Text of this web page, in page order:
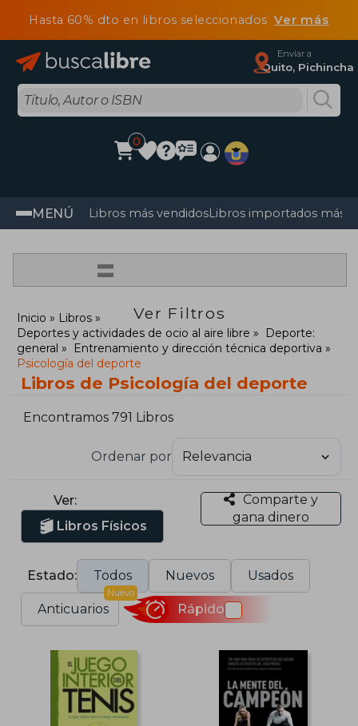
Hasta 60% dto en libros seleccionadosVer más
Enviar a
Quito, Pichincha
0
MENÚ Libros más vendidosLibros importados más
=
Ver Filtros
Inicio
Libros
Deportes y actividades de ocio al aire libre
Deporte:
general
Entrenamiento y dirección técnica deportiva
Psicología del deporte
Libros de Psicología del deporte
Encontramos 791 Libros
Ordenar por
Ver:
Libros Físicos
Comparte y
gana dinero
Estado: Todos Nuevos Usados
Anticuarios
Nuevo
Rápido